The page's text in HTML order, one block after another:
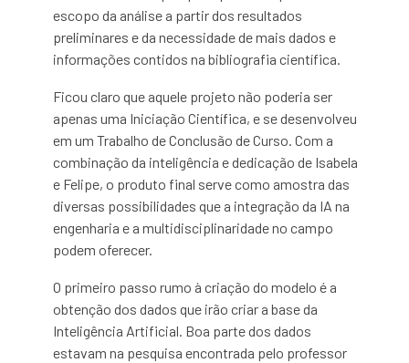
escopo da análise a partir dos resultados
preliminares e da necessidade de mais dados e
informações contidos na bibliografia científica.
Ficou claro que aquele projeto não poderia ser
apenas uma Iniciação Científica, e se desenvolveu
em um Trabalho de Conclusão de Curso. Com a
combinação da inteligência e dedicação de Isabela
e Felipe, o produto final serve como amostra das
diversas possibilidades que a integração da IA na
engenharia e a multidisciplinaridade no campo
podem oferecer.
O primeiro passo rumo à criação do modelo é a
obtenção dos dados que irão criar a base da
Inteligência Artificial. Boa parte dos dados
estavam na pesquisa encontrada pelo professor